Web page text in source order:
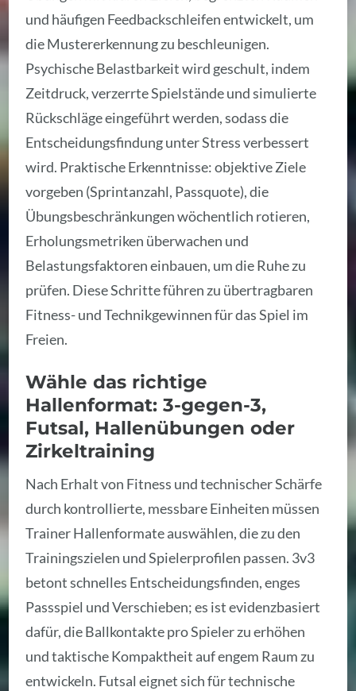
und häufigen Feedbackschleifen entwickelt, um
die Mustererkennung zu beschleunigen.
Psychische Belastbarkeit wird geschult, indem
Zeitdruck, verzerrte Spielstände und simulierte
Rückschläge eingeführt werden, sodass die
Entscheidungsfindung unter Stress verbessert
wird. Praktische Erkenntnisse: objektive Ziele
vorgeben (Sprintanzahl, Passquote), die
Übungsbeschränkungen wöchentlich rotieren,
Erholungsmetriken überwachen und
Belastungsfaktoren einbauen, um die Ruhe zu
prüfen. Diese Schritte führen zu übertragbaren
Fitness- und Technikgewinnen für das Spiel im
Freien.
Wähle das richtige
Hallenformat: 3-gegen-3,
Futsal, Hallenübungen oder
Zirkeltraining
Nach Erhalt von Fitness und technischer Schärfe
durch kontrollierte, messbare Einheiten müssen
Trainer Hallenformate auswählen, die zu den
Trainingszielen und Spielerprofilen passen. 3v3
betont schnelles Entscheidungsfinden, enges
Passspiel und Verschieben; es ist evidenzbasiert
dafür, die Ballkontakte pro Spieler zu erhöhen
und taktische Kompaktheit auf engem Raum zu
entwickeln. Futsal eignet sich für technische